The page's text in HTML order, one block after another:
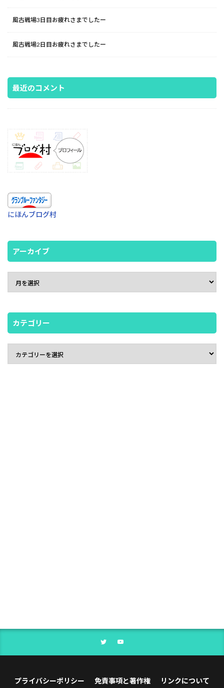
風古戦場3日目お疲れさまでしたー
風古戦場2日目お疲れさまでしたー
最近のコメント
にほんブログ村
アーカイブ
カテゴリー
プライバシーポリシー 免責事項と著作権 リンクについて